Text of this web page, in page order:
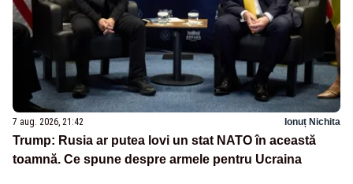
7 aug. 2026, 21:42 Ionuț Nichita
Trump: Rusia ar putea lovi un stat NATO în această
toamnă. Ce spune despre armele pentru Ucraina